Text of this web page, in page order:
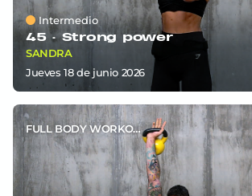
Intermedio
45 ·Strong power
SANDRA
jueves 18de junio 2026
FULL BODY WORKOUT